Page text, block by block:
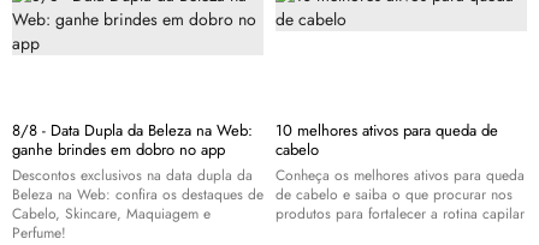
8/8 - Data Dupla da Beleza na Web:
ganhe brindes em dobro no app
Descontos exclusivos na data dupla da
Beleza na Web: confira os destaques de
Cabelo, Skincare, Maquiagem e
Perfume!
10 melhores ativos para queda de
cabelo
Conheça os melhores ativos para queda
de cabelo e saiba o que procurar nos
produtos para fortalecer a rotina capilar